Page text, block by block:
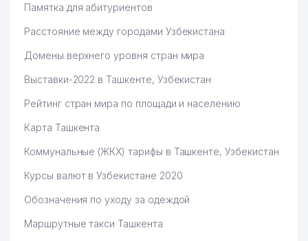
Памятка для абитуриентов
Расстояние между городами Узбекистана
Домены верхнего уровня стран мира
Выставки-2022 в Ташкенте, Узбекистан
Рейтинг стран мира по площади и населению
Карта Ташкента
Коммунальные (ЖКХ) тарифы в Ташкенте, Узбекистан
Курсы валют в Узбекистане 2020
Обозначения по уходу за одеждой
Маршрутные такси Ташкента